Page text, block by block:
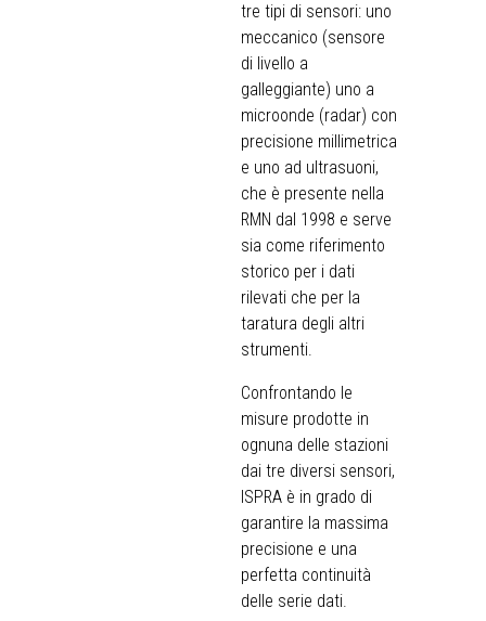
tre tipi di sensori: uno
meccanico (sensore
di livello a
galleggiante) uno a
microonde (radar) con
precisione millimetrica
e uno ad ultrasuoni,
che è presente nella
RMN dal 1998 e serve
sia come riferimento
storico per i dati
rilevati che per la
taratura degli altri
strumenti.
Confrontando le
misure prodotte in
ognuna delle stazioni
dai tre diversi sensori,
ISPRA è in grado di
garantire la massima
precisione e una
perfetta continuità
delle serie dati.